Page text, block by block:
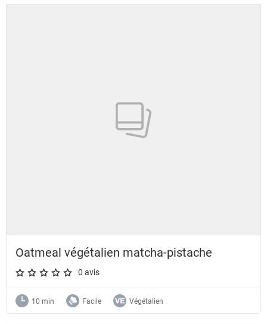
Oatmeal végétalien matcha-pistache
A star rating of 0 out of 5.
0 avis
10 min Facile Végétalien